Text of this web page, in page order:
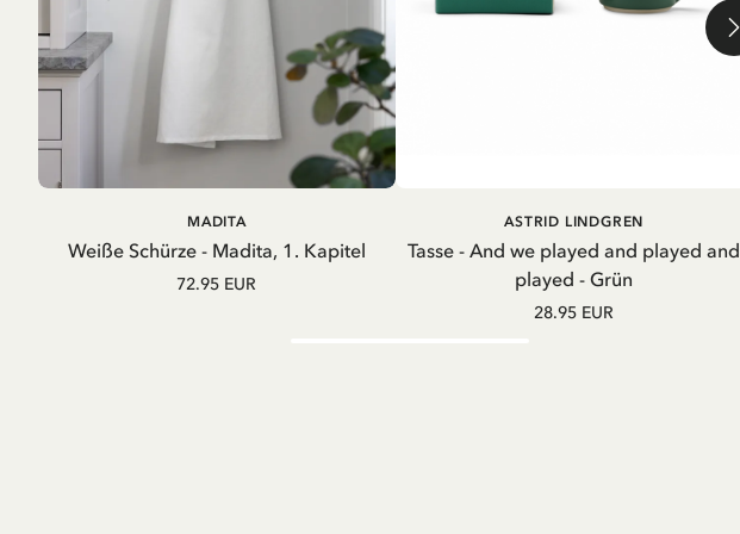
IN DEN WARENKORB
Weiße Schürze - Madita, 1. Kapitel
MADITA
72.95 EUR
IN DEN WARENKORB
Tasse - And we played and played and
played - Grün
ASTRID LINDGREN
28.95 EUR